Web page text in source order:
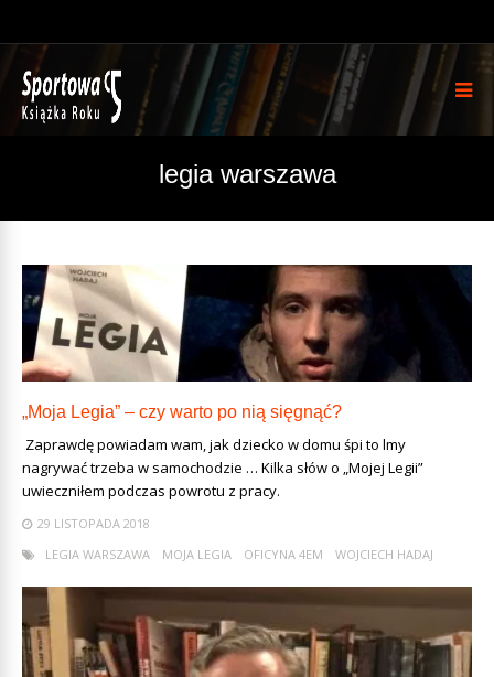
legia warszawa
„Moja Legia” – czy warto po nią sięgnąć?
Zaprawdę powiadam wam, jak dziecko w domu śpi to filmy
nagrywać trzeba w samochodzie … Kilka słów o „Mojej Legii”
uwieczniłem podczas powrotu z pracy.
29 LISTOPADA 2018
LEGIA WARSZAWA
MOJA LEGIA OFICYNA 4EM WOJCIECH HADAJ